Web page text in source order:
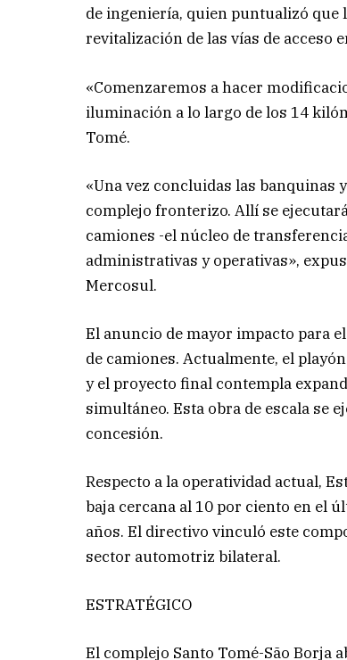
de ingeniería, quien puntualizó que
revitalización de las vías de acceso
«Comenzaremos a hacer
iluminación a lo largo de los 14
Tomé.
«Una vez concluidas las banquinas
complejo fronterizo. Allí se
camiones -el núcleo de
administrativas y operativas»,
Mercosul.
El anuncio de mayor impacto para
de camiones. Actualmente, el
y el proyecto final contempla
simultáneo. Esta obra de escala se
concesión.
Respecto a la operatividad actual,
baja cercana al 10 por ciento en el
años. El directivo vinculó este
sector automotriz bilateral.
ESTRATÉGICO
El complejo Santo Tomé-São Borja